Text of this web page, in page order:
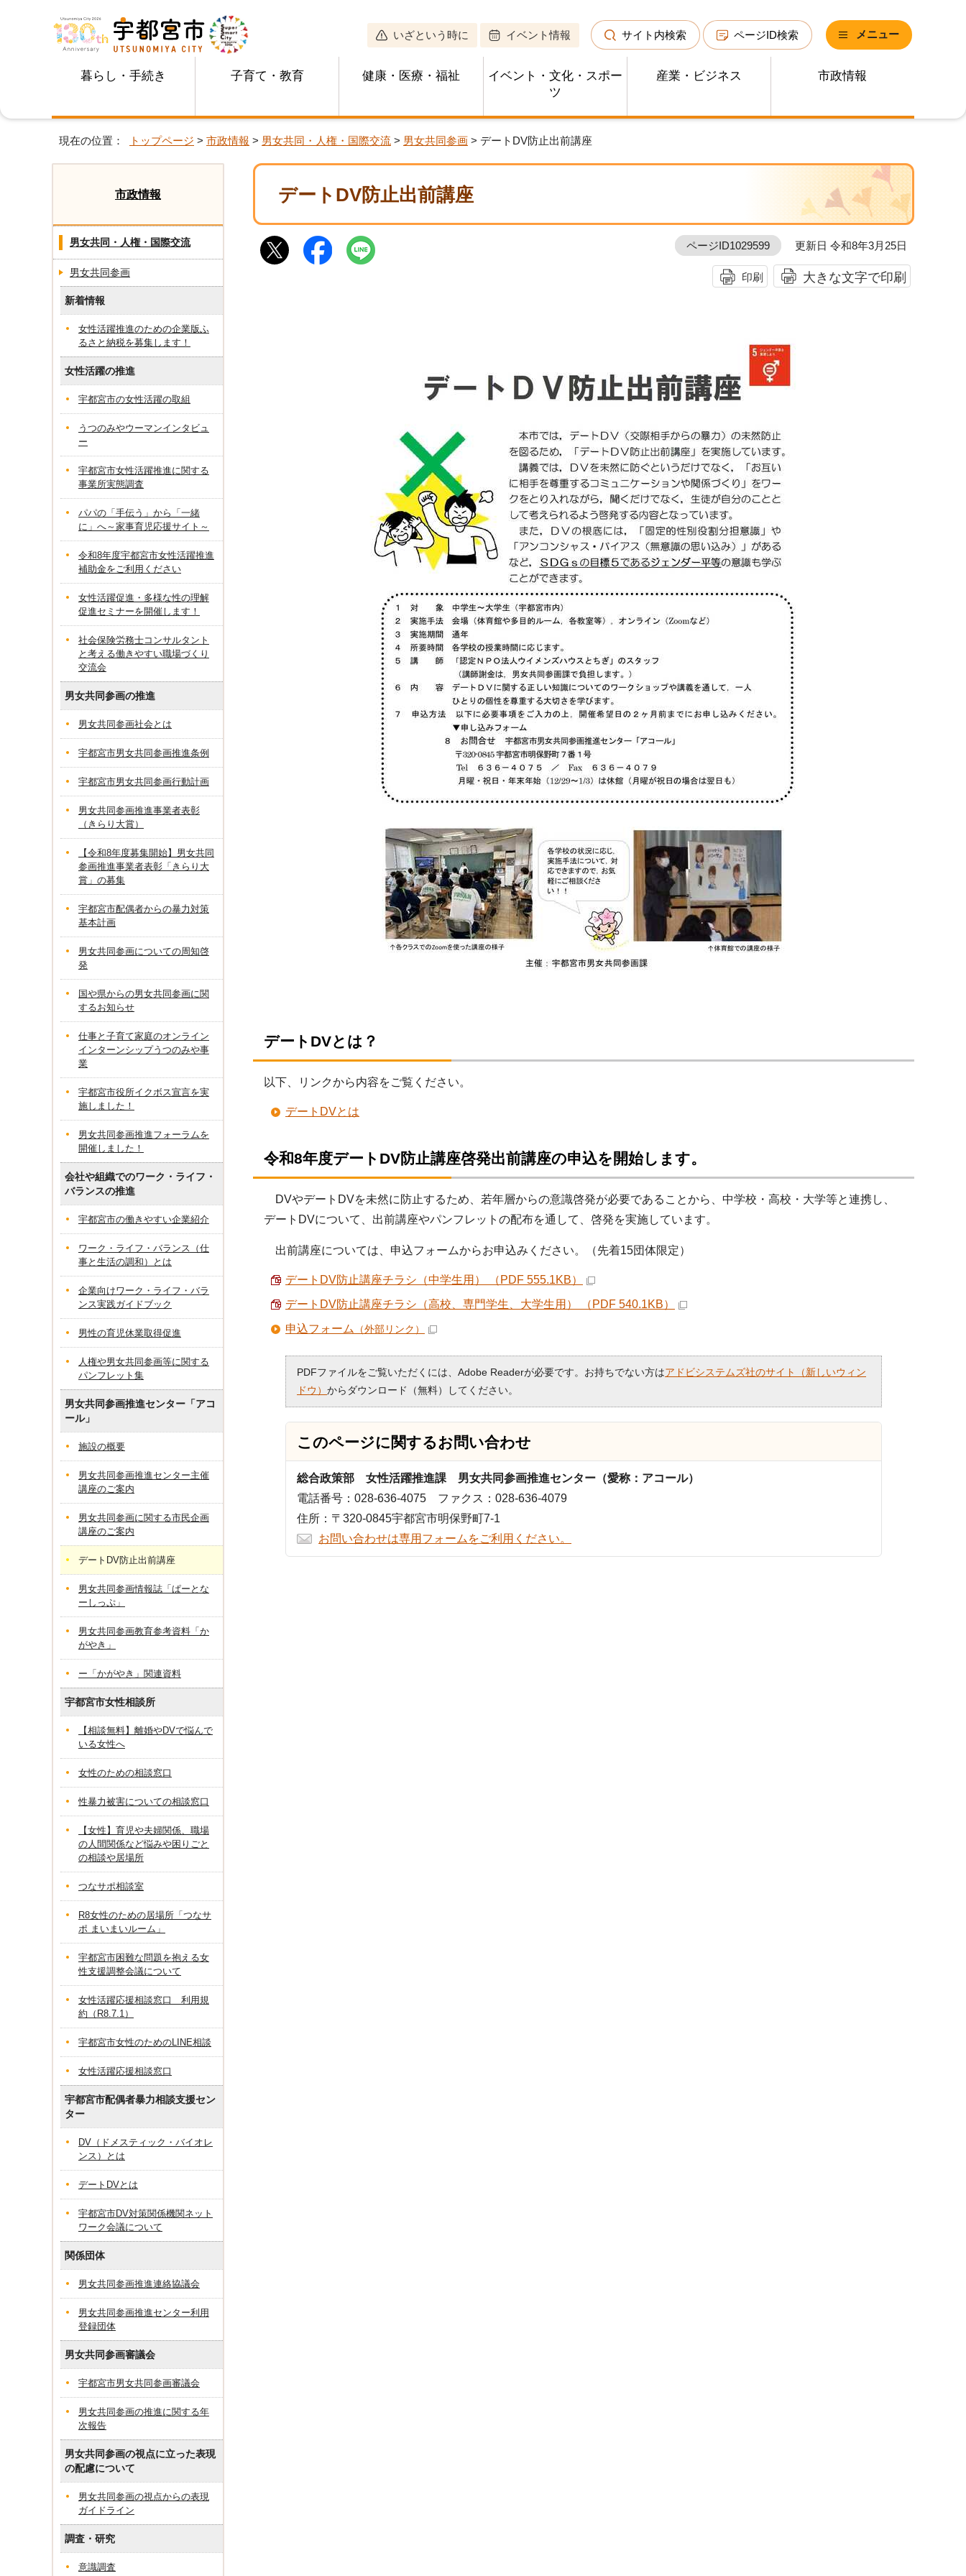
いざという時に イベント情報 サイト内検索 ページID検索 メニュー
暮らし・手続き 子育て・教育 健康・医療・福祉
イベント・文化・スポー
ツ
産業・ビジネス 市政情報
現在の位置： トップページ > 市政情報 > 男女共同・人権・国際交流 > 男女共同参画 > デートDV防止出前講座
デートDV防止出前講座
ページID1029599 更新日 令和8年3月25日
印刷 大きな文字で印刷
デートDVとは？
以下、リンクから内容をご覧ください。
デートDVとは
令和8年度デートDV防止講座啓発出前講座の申込を開始します。
DVやデートDVを未然に防止するため、若年層からの意識啓発が必要であることから、中学校・高校・大学等と連携し、
デートDVについて、出前講座やパンフレットの配布を通して、啓発を実施しています。
出前講座については、申込フォームからお申込みください。（先着15団体限定）
デートDV防止講座チラシ（中学生用） （PDF 555.1KB）
デートDV防止講座チラシ（高校、専門学生、大学生用） （PDF 540.1KB）
申込フォーム （外部リンク）
PDFファイルをご覧いただくには、Adobe Readerが必要です。お持ちでない方はアドビシステムズ社のサイト（新しいウィン
ドウ） からダウンロード（無料）してください。
このページに関するお問い合わせ
総合政策部 女性活躍推進課 男女共同参画推進センター（愛称：アコール）
電話番号：028-636-4075 ファクス：028-636-4079
住所：〒320-0845宇都宮市明保野町7-1
お問い合わせは専用フォームをご利用ください。
市政情報
男女共同・人権・国際交流
男女共同参画
新着情報
女性活躍推進のための企業版ふ
るさと納税を募集します！
女性活躍の推進
宇都宮市の女性活躍の取組
うつのみやウーマンインタビュ
ー
宇都宮市女性活躍推進に関する
事業所実態調査
パパの「手伝う」から「一緒
に」へ～家事育児応援サイト～
令和8年度宇都宮市女性活躍推進
補助金をご利用ください
女性活躍促進・多様な性の理解
促進セミナーを開催します！
社会保険労務士コンサルタント
と考える働きやすい職場づくり
交流会
男女共同参画の推進
男女共同参画社会とは
宇都宮市男女共同参画推進条例
宇都宮市男女共同参画行動計画
男女共同参画推進事業者表彰
（きらり大賞）
【令和8年度募集開始】男女共同
参画推進事業者表彰「きらり大
賞」の募集
宇都宮市配偶者からの暴力対策
基本計画
男女共同参画についての周知啓
発
国や県からの男女共同参画に関
するお知らせ
仕事と子育て家庭のオンライン
インターンシップうつのみや事
業
宇都宮市役所イクボス宣言を実
施しました！
男女共同参画推進フォーラムを
開催しました！
会社や組織でのワーク・ライフ・
バランスの推進
宇都宮市の働きやすい企業紹介
ワーク・ライフ・バランス（仕
事と生活の調和）とは
企業向けワーク・ライフ・バラ
ンス実践ガイドブック
男性の育児休業取得促進
人権や男女共同参画等に関する
パンフレット集
男女共同参画推進センター「アコ
ール」
施設の概要
男女共同参画推進センター主催
講座のご案内
男女共同参画に関する市民企画
講座のご案内
デートDV防止出前講座
男女共同参画情報誌「ぱーとな
ーしっぷ」
男女共同参画教育参考資料「か
がやき」
ー「かがやき」関連資料
宇都宮市女性相談所
【相談無料】離婚やDVで悩んで
いる女性へ
女性のための相談窓口
性暴力被害についての相談窓口
【女性】育児や夫婦関係、職場
の人間関係など悩みや困りごと
の相談や居場所
つなサポ相談室
R8女性のための居場所「つなサ
ポ まいまいルーム」
宇都宮市困難な問題を抱える女
性支援調整会議について
女性活躍応援相談窓口 利用規
約（R8.7.1）
宇都宮市女性のためのLINE相談
女性活躍応援相談窓口
宇都宮市配偶者暴力相談支援セン
ター
DV（ドメスティック・バイオレ
ンス）とは
デートDVとは
宇都宮市DV対策関係機関ネット
ワーク会議について
関係団体
男女共同参画推進連絡協議会
男女共同参画推進センター利用
登録団体
男女共同参画審議会
宇都宮市男女共同参画審議会
男女共同参画の推進に関する年
次報告
男女共同参画の視点に立った表現
の配慮について
男女共同参画の視点からの表現
ガイドライン
調査・研究
意識調査